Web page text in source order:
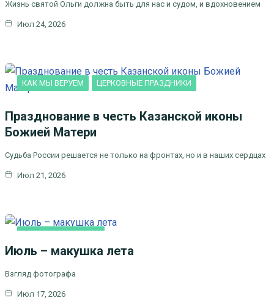
Жизнь святой Ольги должна быть для нас и судом, и вдохновением
Июл 24, 2026
КАК МЫ ВЕРУЕМ ЦЕРКОВНЫЕ ПРАЗДНИКИ
Празднование в честь Казанской иконы
Божией Матери
Судьба России решается не только на фронтах, но и в наших сердцах
Июл 21, 2026
ИСКУCСТВО
Июль – макушка лета
Взгляд фотографа
Июл 17, 2026